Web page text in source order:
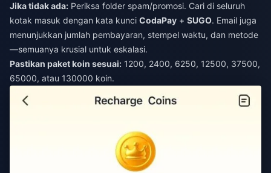
Jika tidak ada: Periksa folder spam/promosi. Cari di seluruh
kotak masuk dengan kata kunci CodaPay + SUGO. Email juga
menunjukkan jumlah pembayaran, stempel waktu, dan metode
—semuanya krusial untuk eskalasi.
Pastikan paket koin sesuai: 1200, 2400, 6250, 12500, 37500,
65000, atau 130000 koin.